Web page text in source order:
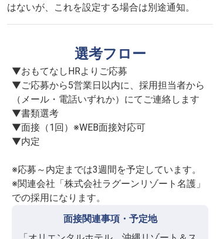
はないが、これを設定する場合は別途通知。
選考フロー
▼おもてなしHRよりご応募
▼ご応募から5営業日以内に、採用担当者から
（メール・電話いずれか）にてご連絡します
▼書類選考
▼面接（1回）※WEB面接対応可
▼内定
※応募～内定までは3週間を予定しています。
※関連会社「株式会社ラグーンリゾート名護」
での採用になります。
面接関連事項・予定地